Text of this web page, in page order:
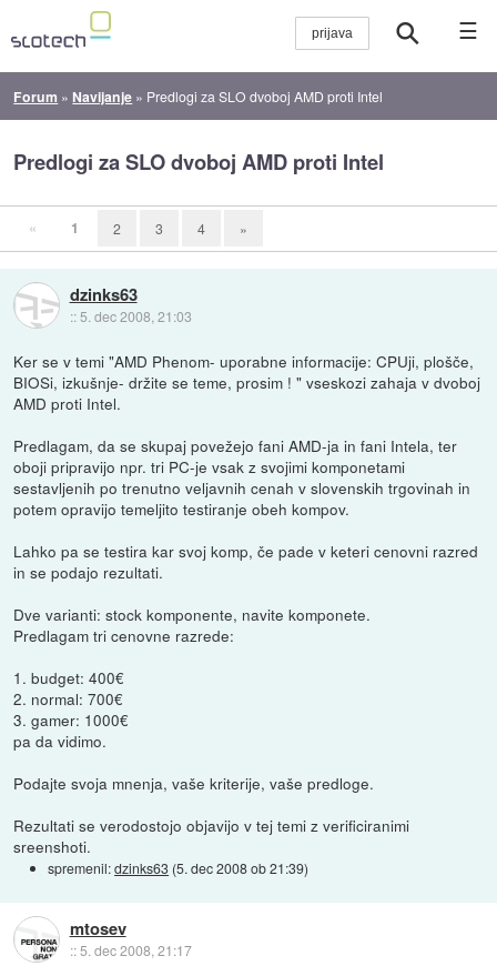
☰
Forum » Navijanje » Predlogi za SLO dvoboj AMD proti Intel
Predlogi za SLO dvoboj AMD proti Intel
« 1 2 3 4 »
dzinks63
:: 5. dec 2008, 21:03
Ker se v temi "AMD Phenom- uporabne informacije: CPUji, plošče,
BIOSi, izkušnje- držite se teme, prosim ! " vseskozi zahaja v dvoboj
AMD proti Intel.
Predlagam, da se skupaj povežejo fani AMD-ja in fani Intela, ter
oboji pripravijo npr. tri PC-je vsak z svojimi komponetami
sestavljenih po trenutno veljavnih cenah v slovenskih trgovinah in
potem opravijo temeljito testiranje obeh kompov.
Lahko pa se testira kar svoj komp, če pade v keteri cenovni razred
in se podajo rezultati.
Dve varianti: stock komponente, navite komponete.
Predlagam tri cenovne razrede:
1. budget: 400€
2. normal: 700€
3. gamer: 1000€
pa da vidimo.
Podajte svoja mnenja, vaše kriterije, vaše predloge.
Rezultati se verodostojo objavijo v tej temi z verificiranimi
sreenshoti.
spremenil:dzinks63 (5. dec 2008 ob 21:39)
mtosev
::5. dec 2008, 21:17